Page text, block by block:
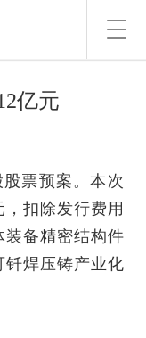
亿元
票预案。本次
扣除发行费用
装备精密结构件
钎焊压铸产业化